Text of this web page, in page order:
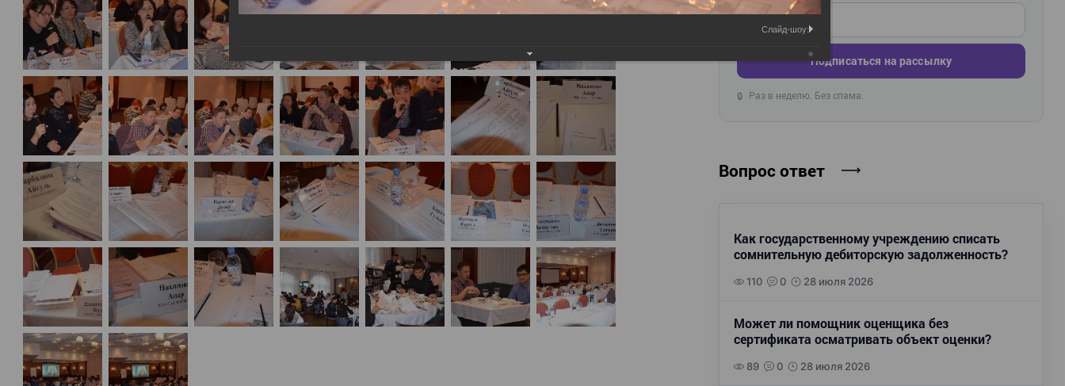
Введите ваш e-mail
Подписаться на рассылку
🔒 Раз в неделю. Без спама.
Вопрос ответ
Как государственному учреждению списать
сомнительную дебиторскую задолженность?
110 0 28 июля 2026
Может ли помощник оценщика без
сертификата осматривать объект оценки?
89 0 28 июля 2026
Слайд-шоу: